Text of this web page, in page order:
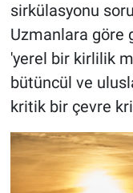
sirkülasyonu
Uzmanlara göre
'yerel bir kirlilik
bütüncül ve
kritik bir çevre